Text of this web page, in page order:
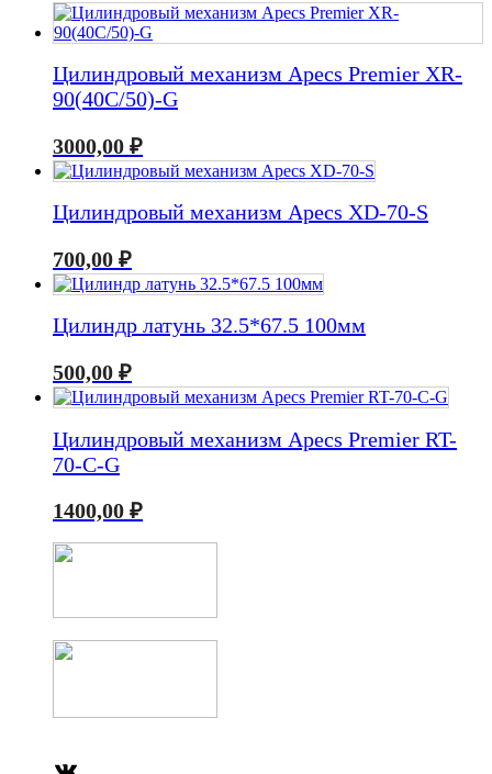
Цилиндровый механизм Apecs Premier XR-
90(40C/50)-G
3000,00 ₽
Цилиндровый механизм Apecs XD-70-S
700,00 ₽
Цилиндр латунь 32.5*67.5 100мм
500,00 ₽
Цилиндровый механизм Apecs Premier RT-
70-C-G
1400,00 ₽